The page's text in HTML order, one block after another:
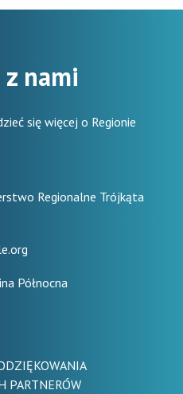
nami
się więcej o Regionie
Regionalne Trójkąta
Północna
PARTNERÓW